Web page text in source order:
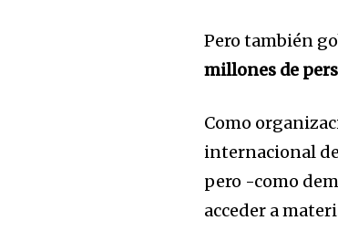
Pero también
millones de
Como
internacional
pero -como
acceder a